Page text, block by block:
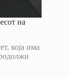
на
која има